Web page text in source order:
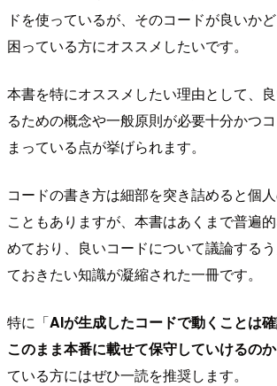
ドを使っているが、そのコードが良いか
困っている方にオススメしたいです。
本書を特にオススメしたい理由として、
るための概念や一般原則が必要十分かつ
まっている点が挙げられます。
コードの書き方は細部を突き詰めると個
こともありますが、本書はあくまで普遍
めており、良いコードについて議論する
ておきたい知識が凝縮された一冊です。
特に「AIが生成したコードで動くことは確
このまま本番に載せて保守していけるの
ている方にはぜひ一読を推奨します。